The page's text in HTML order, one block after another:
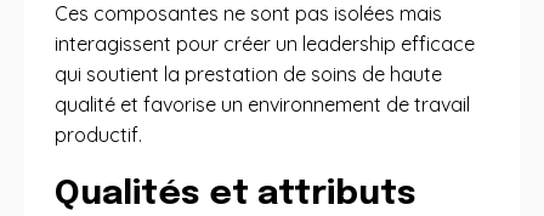
Ces composantes ne sont pas isolées mais
interagissent pour créer un leadership efficace
qui soutient la prestation de soins de haute
qualité et favorise un environnement de travail
productif.
Qualités et attributs